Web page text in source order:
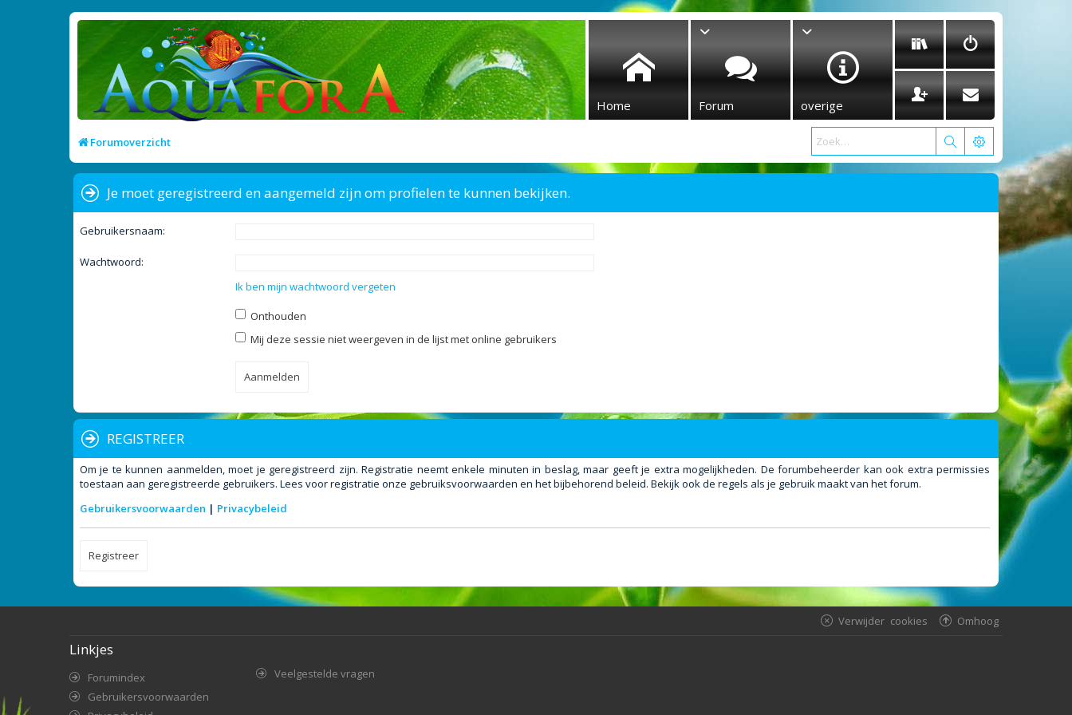
Home Forum overige
Forumoverzicht
Je moet geregistreerd en aangemeld zijn om profielen te kunnen bekijken.
Gebruikersnaam:
Wachtwoord:
Ik ben mijn wachtwoord vergeten
Onthouden
Mij deze sessie niet weergeven in de lijst met online gebruikers
REGISTREER
Om je te kunnen aanmelden, moet je geregistreerd zijn. Registratie neemt enkele minuten in beslag, maar geeft je extra mogelijkheden. De forumbeheerder kan ook extra permissies
toestaan aan geregistreerde gebruikers. Lees voor registratie onze gebruiksvoorwaarden en het bijbehorend beleid. Bekijk ook de regels als je gebruik maakt van het forum.
Gebruikersvoorwaarden | Privacybeleid
Registreer
Omhoog
Verwijder cookies
Linkjes
Forumindex
Gebruikersvoorwaarden
Veelgestelde vragen